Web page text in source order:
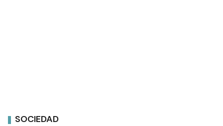
SOCIEDAD